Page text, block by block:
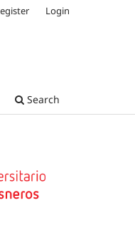
Search
Login